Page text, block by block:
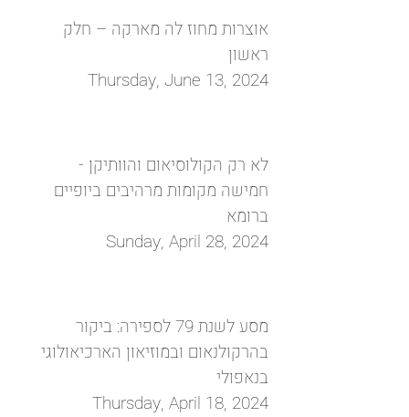
אוצרות מחוז לה מארקה – חלק
ראשון
Thursday, June 13, 2024
לא רק הקולוסיאום והוותיקן -
חמישה מקומות מרהיבים ביופיים
ברומא
Sunday, April 28, 2024
מסע לשנת 79 לספירה: ביקור
בהרקולנאום ובמוזיאון הארכיאולוגי
בנאפולי
Thursday, April 18, 2024